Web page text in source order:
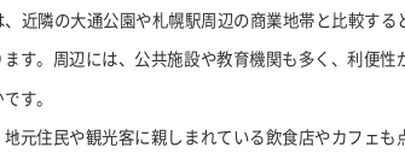
、近隣の大通公園や札幌駅周辺の商業地帯と比較す
ます。周辺には、公共施設や教育機関も多く、利便
す。
元住民や観光客に親しまれている飲食店やカフェ